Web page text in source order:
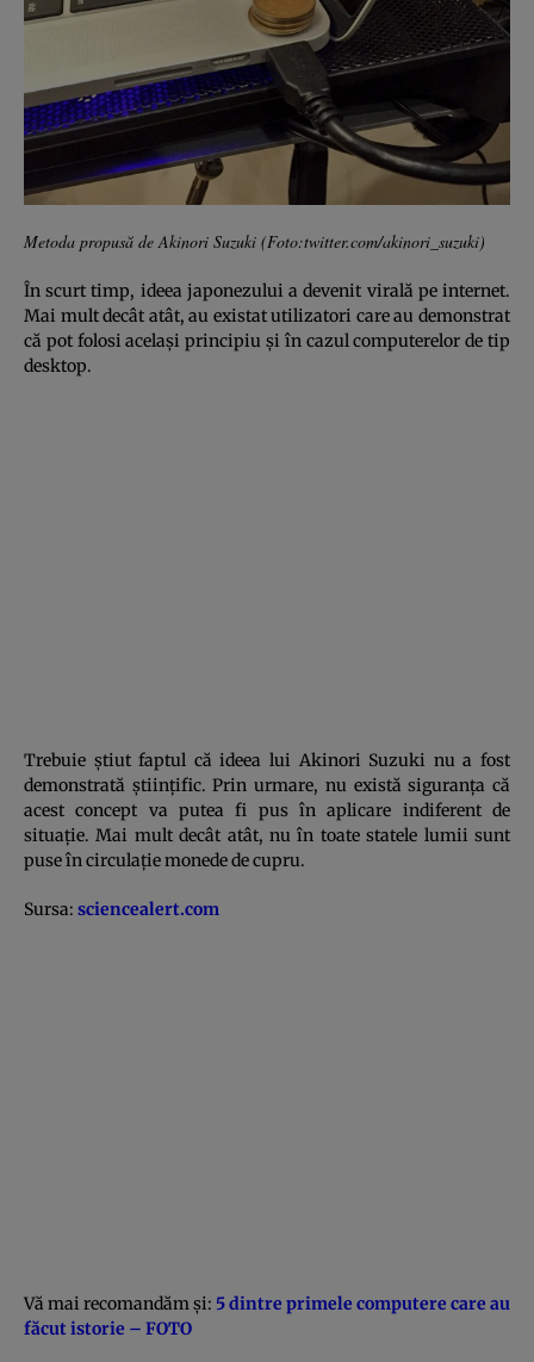
Metoda propusă de Akinori Suzuki (Foto:twitter.com/akinori_suzuki)
În scurt timp, ideea japonezului a devenit virală pe internet.
Mai mult decât atât, au existat utilizatori care au demonstrat
că pot folosi acelaşi principiu şi în cazul computerelor de tip
desktop.
Trebuie ştiut faptul că ideea lui Akinori Suzuki nu a fost
demonstrată ştiinţific. Prin urmare, nu există siguranţa că
acest concept va putea fi pus în aplicare indiferent de
situaţie. Mai mult decât atât, nu în toate statele lumii sunt
puse în circulaţie monede de cupru.
Sursa: sciencealert.com
Vă mai recomandăm şi: 5 dintre primele computere care au
făcut istorie – FOTO